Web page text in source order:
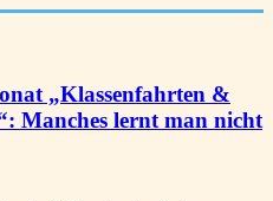
„Klassenfahrten &
Manches lernt man nicht